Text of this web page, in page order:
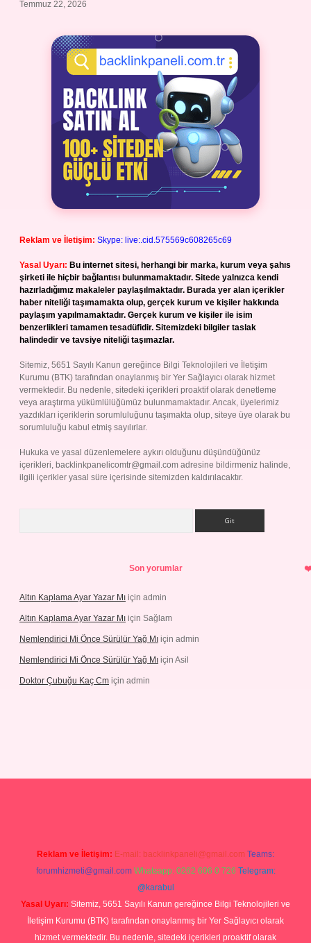
Temmuz 22, 2026
Reklam ve İletişim: Skype: live:.cid.575569c608265c69
Yasal Uyarı: Bu internet sitesi, herhangi bir marka, kurum veya şahıs
şirketi ile hiçbir bağlantısı bulunmamaktadır. Sitede yalnızca kendi
hazırladığımız makaleler paylaşılmaktadır. Burada yer alan içerikler
haber niteliği taşımamakta olup, gerçek kurum ve kişiler hakkında
paylaşım yapılmamaktadır. Gerçek kurum ve kişiler ile isim
benzerlikleri tamamen tesadüfidir. Sitemizdeki bilgiler taslak
halindedir ve tavsiye niteliği taşımazlar.
Sitemiz, 5651 Sayılı Kanun gereğince Bilgi Teknolojileri ve İletişim
Kurumu (BTK) tarafından onaylanmış bir Yer Sağlayıcı olarak hizmet
vermektedir. Bu nedenle, sitedeki içerikleri proaktif olarak denetleme
veya araştırma yükümlülüğümüz bulunmamaktadır. Ancak, üyelerimiz
yazdıkları içeriklerin sorumluluğunu taşımakta olup, siteye üye olarak bu
sorumluluğu kabul etmiş sayılırlar.
Hukuka ve yasal düzenlemelere aykırı olduğunu düşündüğünüz
içerikleri, backlinkpanelicomtr@gmail.com adresine bildirmeniz halinde,
ilgili içerikler yasal süre içerisinde sitemizden kaldırılacaktır.
Son yorumlar
Altın Kaplama Ayar Yazar Mı için admin
Altın Kaplama Ayar Yazar Mı için Sağlam
Nemlendirici Mi Önce Sürülür Yağ Mı için admin
Nemlendirici Mi Önce Sürülür Yağ Mı için Asil
Doktor Çubuğu Kaç Cm için admin
Reklam ve İletişim: E-mail: backlinkpaneli@gmail.com Teams:
forumhizmeti@gmail.com Whatsapp: 0262 606 0 726 Telegram:
@karabul
Yasal Uyarı: Sitemiz, 5651 Sayılı Kanun gereğince Bilgi Teknolojileri ve
İletişim Kurumu (BTK) tarafından onaylanmış bir Yer Sağlayıcı olarak
hizmet vermektedir. Bu nedenle, sitedeki içerikleri proaktif olarak